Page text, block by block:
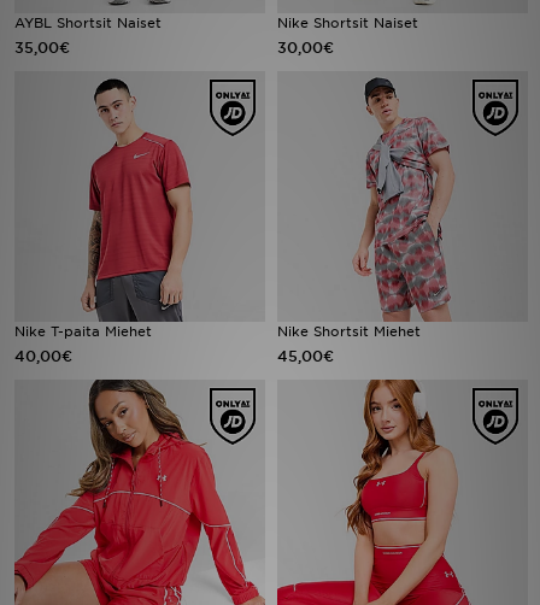
AYBL Shortsit Naiset
35,00€
Nike Shortsit Naiset
30,00€
Nike T-paita Miehet
40,00€
Nike Shortsit Miehet
45,00€
Lataa JD-sovellus
Minun JD
Minun viestini
Asiakaspalvelu ja tietoa